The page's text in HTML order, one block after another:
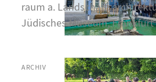
raum a.
Jüdisches Museum, Frankfurt
ARCHIV